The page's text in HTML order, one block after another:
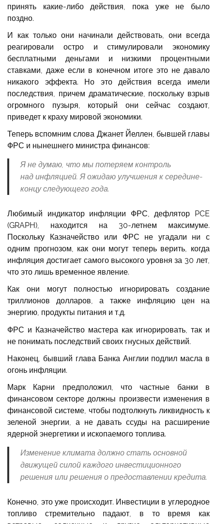
принять какие-либо действия, пока уже не было
поздно.
И как только они начинали действовать, они всегда
реагировали остро и стимулировали экономику
бесплатными деньгами и низкими процентными
ставками, даже если в конечном итоге это не давало
никакого эффекта. Но это действия всегда имели
последствия, причем драматические, поскольку взрыв
огромного пузыря, который они сейчас создают,
приведет к краху мировой экономики.
Теперь вспомним слова Джанет Йеллен, бывшей главы
ФРС и нынешнего министра финансов:
Я не думаю, что мы потеряем контроль
над инфляцией. Я ожидаю улучшения к середине-
концу следующего года.
Любимый индикатор инфляции ФРС, дефлятор PCE
(GRAPH), находится на 30-летнем максимуме.
Поскольку Казначейство или ФРС не угадали ни с
одним прогнозом, как они могут теперь верить, когда
инфляция достигает самого высокого уровня за 30 лет,
что это лишь временное явление.
Как они могут полностью игнорировать создание
триллионов долларов, а также инфляцию цен на
энергию, продукты питания и т.д.
ФРС и Казначейство мастера как игнорировать, так и
не понимать последствий своих гнусных действий.
Наконец, бывший глава Банка Англии подлил масла в
огонь инфляции.
Марк Карни предположил, что частные банки в
финансовом секторе должны произвести изменения в
финансовой системе, чтобы подтолкнуть ликвидность к
зеленой энергии, а не давать ссуды на расширение
ядерной энергетики и ископаемого топлива.
Изменение климата должно стать основной
движущей силой каждого инвестиционного
решения или решения о предоставлении кредита.
Конечно, это уже происходит. Инвестиции в углеродное
топливо стремительно падают, в то время как